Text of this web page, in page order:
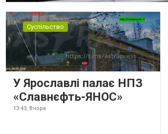
Суспільство
У Ярославлі палає НПЗ
«Славнєфть-ЯНОС»
13:43, Вчора